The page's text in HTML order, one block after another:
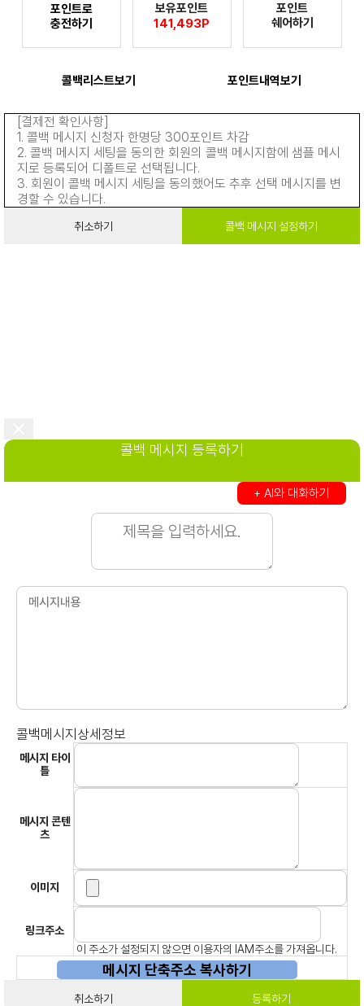
포인트로
충전하기
보유포인트
141,493P
포인트
쉐어하기
콜백리스트보기 포인트내역보기
[결제전 확인사항]
1. 콜백 메시지 신청자 한명당 300포인트 차감
2. 콜백 메시지 세팅을 동의한 회원의 콜백 메시지함에 샘플 메시
지로 등록되어 디폴트로 선택됩니다.
3. 회원이 콜백 메시지 세팅을 동의했어도 추후 선택 메시지를 변
경할 수 있습니다.
취소하기 콜백 메시지 설정하기
콜백 메시지 등록하기
+ AI와 대화하기
콜백메시지상세정보
메시지 타이
틀
메시지 콘텐
츠
이미지
링크주소
이 주소가 설정되지 않으면 이용자의 IAM주소를 가져옵니다.
메시지 단축주소 복사하기
취소하기 등록하기